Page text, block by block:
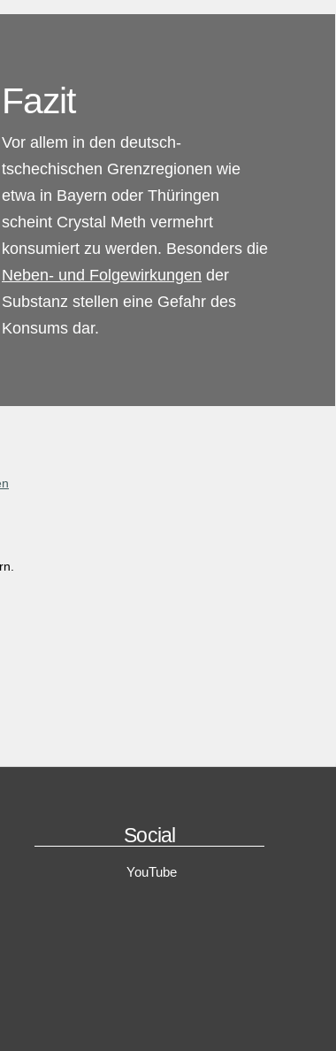
Fazit
Vor allem in den deutsch-
tschechischen Grenzregionen wie
etwa in Bayern oder Thüringen
scheint Crystal Meth vermehrt
konsumiert zu werden. Besonders die
Neben- und Folgewirkungen der
Substanz stellen eine Gefahr des
Konsums dar.
Social
YouTube